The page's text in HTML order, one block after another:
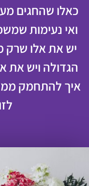
כאלו שהחגים
ואי נעימות
יש את אלו שרק
הגדולה ויש את
איך להתחמק